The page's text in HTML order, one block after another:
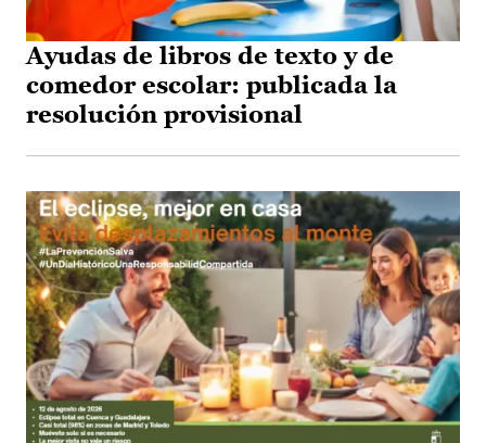
Ayudas de libros de texto y de
comedor escolar: publicada la
resolución provisional